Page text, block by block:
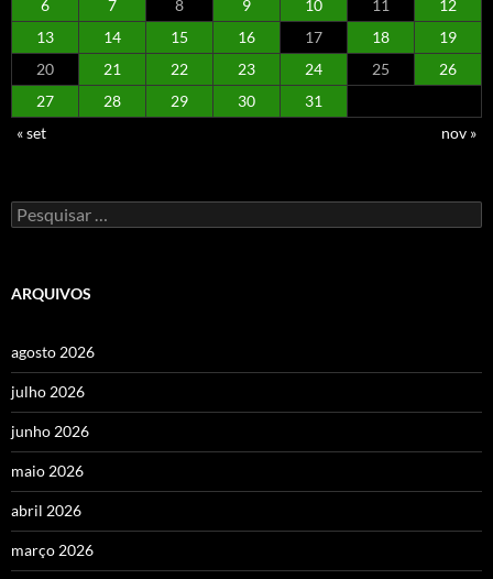
6 7 8 9 10 11
12
13
14 15 16 17 18
19
20
21 22 23 24 25
26
27
28 29 30
31
« set
nov »
Pesquisar
por:
ARQUIVOS
agosto 2026
julho 2026
junho 2026
maio 2026
abril 2026
março 2026